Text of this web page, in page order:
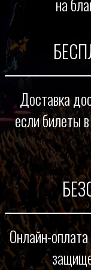
Доставка
если билеты
Онлайн-